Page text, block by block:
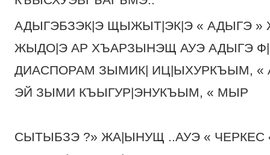
АДЫГЭБЗЭК|Э ЩЫЖЫТ|ЭК|Э « АДЫГЭ »
ЖЫДО|Э АР ХЪАРЗЫНЭЩ АУЭ АДЫГЭ
ДИАСПОРАМ ЗЫМИК| ИЦ|ЫХУРКЪЫМ, «
ЭЙ ЗЫМИ КЪЫГУР|ЭНУКЪЫМ, « МЫР
СЫТЫБЗЭ ?» ЖА|ЫНУЩ ..АУЭ «